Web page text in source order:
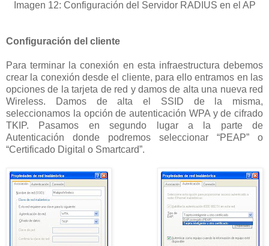
Imagen 12: Configuración del Servidor RADIUS en el AP
Configuración del cliente
Para terminar la conexión en esta infraestructura debemos
crear la conexión desde el cliente, para ello entramos en las
opciones de la tarjeta de red y damos de alta una nueva red
Wireless. Damos de alta el SSID de la misma,
seleccionamos la opción de autenticación WPA y de cifrado
TKIP. Pasamos en segundo lugar a la parte de
Autenticación donde podremos seleccionar “PEAP” o
“Certificado Digital o Smartcard”.